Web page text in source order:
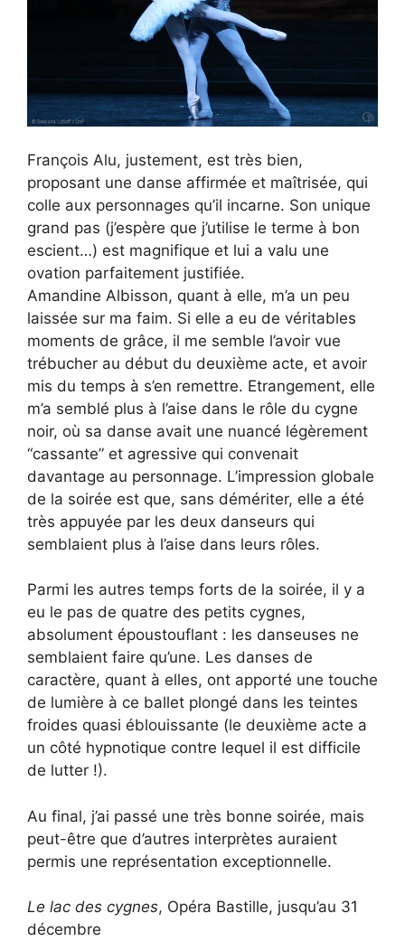
François Alu, justement, est très bien,
proposant une danse affirmée et maîtrisée, qui
colle aux personnages qu’il incarne. Son unique
grand pas (j’espère que j’utilise le terme à bon
escient…) est magnifique et lui a valu une
ovation parfaitement justifiée.
Amandine Albisson, quant à elle, m’a un peu
laissée sur ma faim. Si elle a eu de véritables
moments de grâce, il me semble l’avoir vue
trébucher au début du deuxième acte, et avoir
mis du temps à s’en remettre. Etrangement, elle
m’a semblé plus à l’aise dans le rôle du cygne
noir, où sa danse avait une nuancé légèrement
“cassante” et agressive qui convenait
davantage au personnage. L’impression globale
de la soirée est que, sans démériter, elle a été
très appuyée par les deux danseurs qui
semblaient plus à l’aise dans leurs rôles.
Parmi les autres temps forts de la soirée, il y a
eu le pas de quatre des petits cygnes,
absolument époustouflant : les danseuses ne
semblaient faire qu’une. Les danses de
caractère, quant à elles, ont apporté une touche
de lumière à ce ballet plongé dans les teintes
froides quasi éblouissante (le deuxième acte a
un côté hypnotique contre lequel il est difficile
de lutter !).
Au final, j’ai passé une très bonne soirée, mais
peut-être que d’autres interprètes auraient
permis une représentation exceptionnelle.
Le lac des cygnes, Opéra Bastille, jusqu’au 31
décembre